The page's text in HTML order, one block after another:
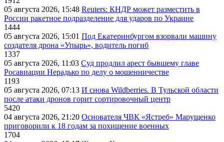
05 августа 2026, 15:48 Reuters: КНДР может разместить в
России ракетное подразделение для ударов по Украине
1444
05 августа 2026, 15:01 Под Екатеринбургом взорвали машину
создателя дрона «Упырь», водитель погиб
1337
05 августа 2026, 11:03 Суд продлил арест бывшему главе
Росавиации Нерадько по делу о мошенничестве
1193
05 августа 2026, 07:13 И снова Wildberries. В Тульской области
после атаки дронов горит сортировочный центр
5420
04 августа 2026, 21:20 Основателя ЧВК «Ястреб» Марущенко
приговорили к 18 годам за похищение военных
1704